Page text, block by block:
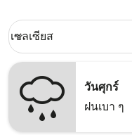
Weather unit option เซ
เซลเซียส
keyboard_arrow_down
วันศุกร์
ฝนเบา ๆ